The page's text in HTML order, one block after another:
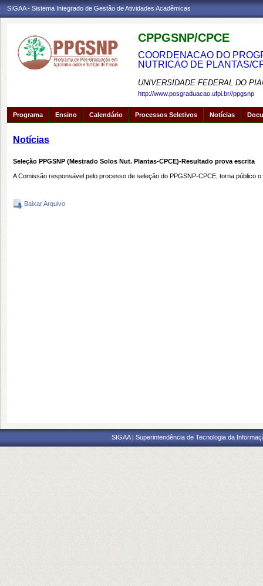
SIGAA - Sistema Integrado de Gestão de Atividades Acadêmicas
CPPGSNP/CPCE
COORDENACAO DO
NUTRICAO DE PLANTAS/
UNIVERSIDADE FEDERAL DO
http://www.posgraduacao.ufpi.br//ppgsnp
Programa Ensino Calendário Processos Seletivos Notícias
Notícias
Seleção PPGSNP (Mestrado Solos Nut. Plantas-CPCE)-Resultado prova escrita
A Comissão responsável pelo processo de seleção do PPGSNP-CPCE, torna público
Baixar Arquivo
SIGAA | Superintendência de Tecnologia da